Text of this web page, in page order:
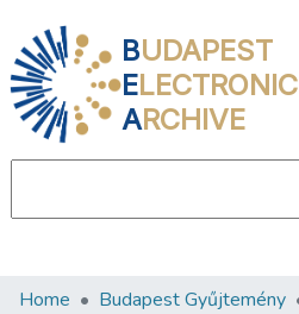
BUDAPEST
ELECTRONIC
ARCHIVE
Communities & Collections
Home Budapest Gyűjtemény